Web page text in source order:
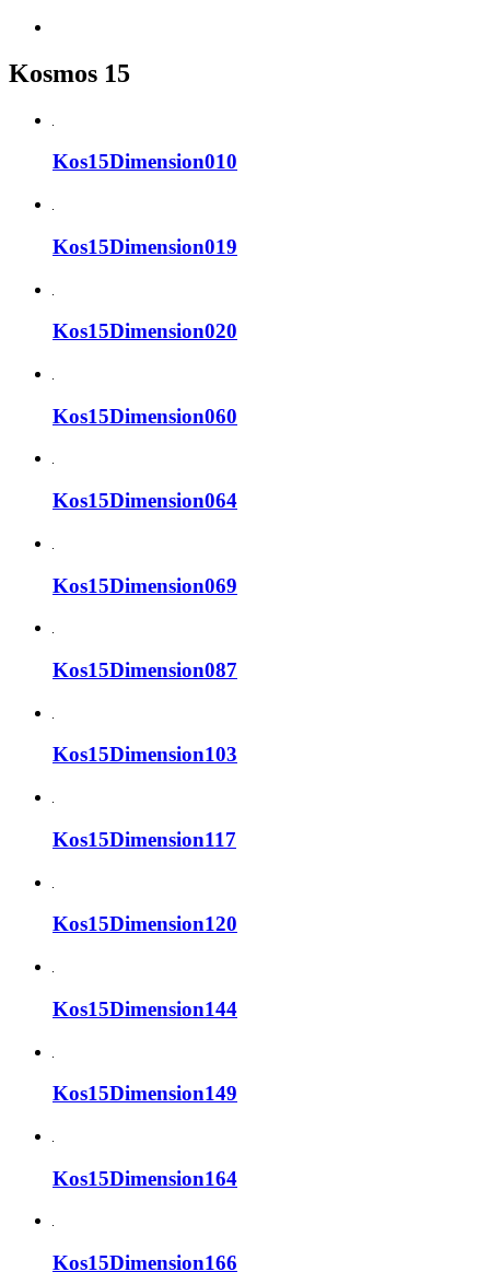
Kosmos 15
Kos15Dimension010
Kos15Dimension019
Kos15Dimension020
Kos15Dimension060
Kos15Dimension064
Kos15Dimension069
Kos15Dimension087
Kos15Dimension103
Kos15Dimension117
Kos15Dimension120
Kos15Dimension144
Kos15Dimension149
Kos15Dimension164
Kos15Dimension166